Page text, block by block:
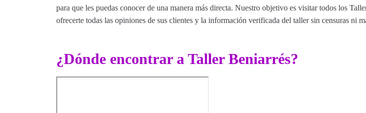
para que les puedas conocer de una manera más directa. Nuestro objetivo es visitar todos los
ofrecerte todas las opiniones de sus clientes y la información verificada del taller sin censuras ni
¿Dónde encontrar a Taller Beniarrés?